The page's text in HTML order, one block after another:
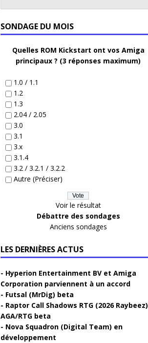
SONDAGE DU MOIS
Quelles ROM Kickstart ont vos Amiga
principaux ? (3 réponses maximum)
1.0 / 1.1
1.2
1.3
2.04 / 2.05
3.0
3.1
3.x
3.1.4
3.2 / 3.2.1 / 3.2.2
Autre (Préciser)
Voir le résultat
Débattre des sondages
Anciens sondages
LES DERNIÈRES ACTUS
Hyperion Entertainment BV et Amiga
Corporation parviennent à un accord
Futsal (MrDig) beta
Raptor Call Shadows RTG (2026 Raybeez)
AGA/RTG beta
Nova Squadron (Digital Team) en
développement